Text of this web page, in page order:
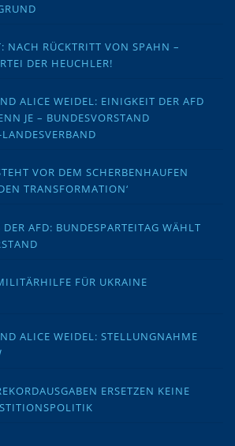
NACH RÜCKTRITT VON SPAHN –
DER HEUCHLER!
ALICE WEIDEL: EINIGKEIT DER AFD
JE – BUNDESVORSTAND
VOR DEM SCHERBENHAUFEN
TRANSFORMATION‘
AFD: BUNDESPARTEITAG WÄHLT
FÜR UKRAINE
ALICE WEIDEL: STELLUNGNAHME
ERSETZEN KEINE